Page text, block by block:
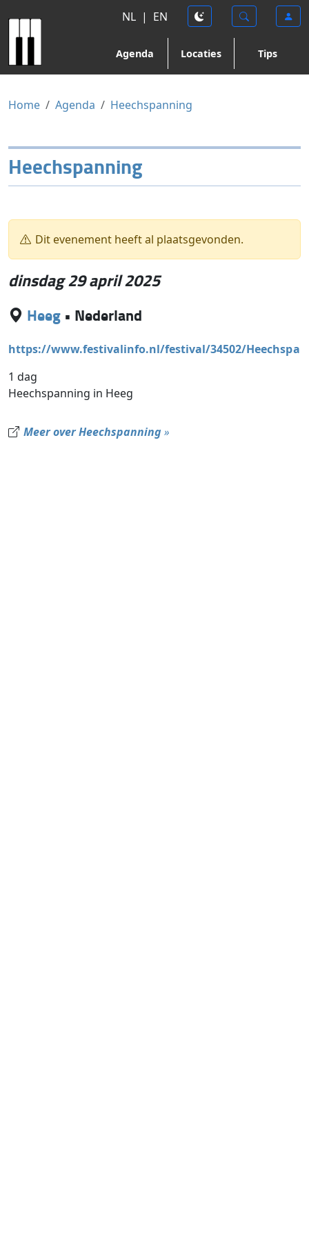
NL | EN
Agenda Locaties Tips
Home Agenda Heechspanning
Heechspanning
Dit evenement heeft al plaatsgevonden.
dinsdag 29 april 2025
Heeg • Nederland
https://www.festivalinfo.nl/festival/34502/
1 dag
Heechspanning in Heeg
Meer over Heechspanning»